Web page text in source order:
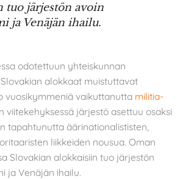
tuo järjestön avoin
ja Venäjän ihailu.
odotettuun yhteiskunnan
alokkaat muistuttavat
vuosikymmeniä vaikuttanutta militia-
viitekehyksessä järjestö asettuu osaksi
tapahtunutta äärinationalististen,
liikkeiden nousua. Oman
Slovakian alokkaisiin tuo järjestön
ja Venäjän ihailu.